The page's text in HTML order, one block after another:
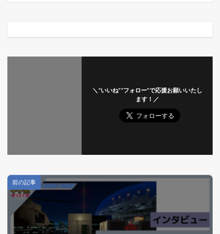
＼“いいね”“フォロー”で応援お願いいたし
ます！／
前の記事